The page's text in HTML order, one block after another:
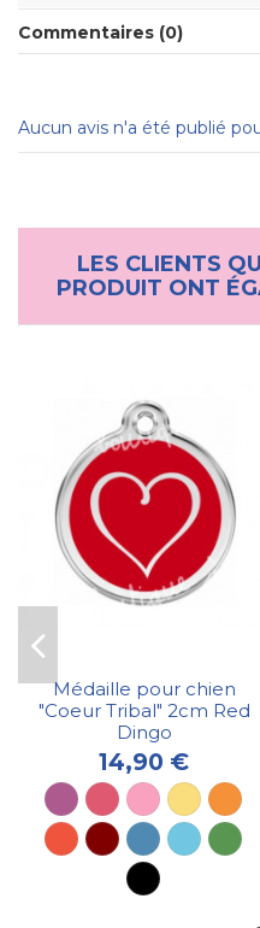
Commentaires (0)
Aucun avis n'a été publié
LES CLIENTS
PRODUIT ONT
Médaille pour chien
"Coeur Tribal" 2cm Red
Dingo
14,90 €